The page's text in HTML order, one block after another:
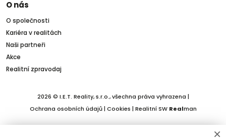
O nás
O společnosti
Kariéra v realitách
Naši partneři
Akce
Realitní zpravodaj
2026 © I.E.T. Reality, s.r.o., všechna práva vyhrazena |
Ochrana osobních údajů| Cookies | Realitní SW Realman
×